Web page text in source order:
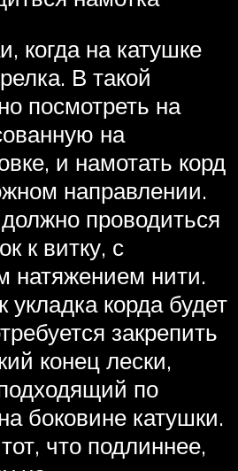
когда на катушке
В такой
посмотреть на
на
и намотать корд
направлении.
проводиться
к витку, с
натяжением нити.
укладка корда будет
закрепить
конец лески,
по
боковине катушки.
что подлиннее,